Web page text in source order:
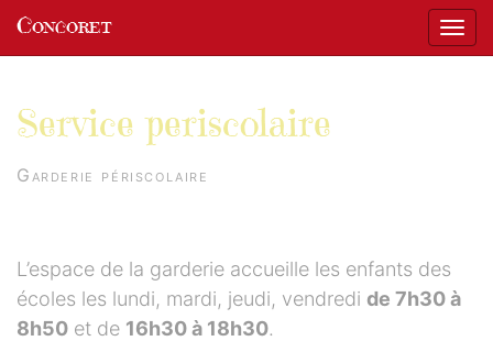
Concoret
Service periscolaire
Garderie périscolaire
L’espace de la garderie accueille les enfants des
écoles les lundi, mardi, jeudi, vendredi de 7h30 à
8h50 et de 16h30 à 18h30.
Panneau de gestion des cookies